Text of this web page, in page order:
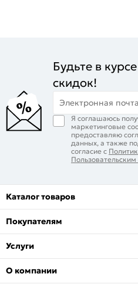
Будьте в
скидок!
Электронная почта
Я соглашаюсь
маркетинговые
предоставляю
данных, а также
согласие с
Каталог товаров
Покупателям
Услуги
О компании